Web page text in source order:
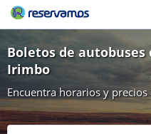
Boletos de autobuses
Irimbo
Encuentra horarios y